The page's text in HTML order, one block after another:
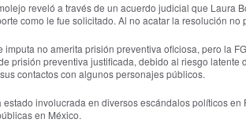
reveló a través de un acuerdo judicial que Laura
como le fue solicitado. Al no acatar la resolución
imputa no amerita prisión preventiva oficiosa, pero la
prisión preventiva justificada, debido al riesgo latente
contactos con algunos personajes públicos.
estado involucrada en diversos escándalos políticos
en México.